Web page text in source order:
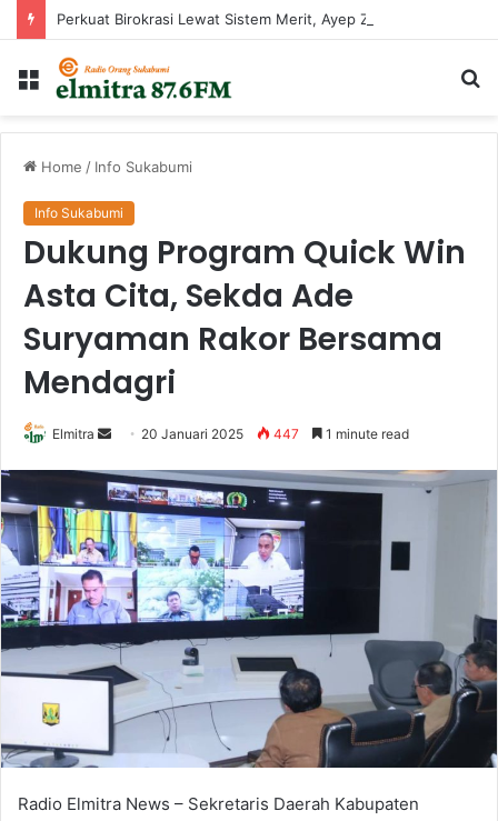
Menu
Home / Info Sukabumi
Info Sukabumi
Dukung Program Quick Win
Asta Cita, Sekda Ade
Suryaman Rakor Bersama
Mendagri
Elmitra
Send
email
20 Januari 2025 447 1 minute read
Radio Elmitra News – Sekretaris Daerah Kabupaten